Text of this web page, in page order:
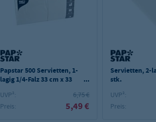
Papstar 500 Servietten, 1-
lagig 1/4-Falz 33 cm x 33
UVP²:
6,75 €
Preis:
5,49 €
Servietten, 2-
stk.
UVP²:
Preis: